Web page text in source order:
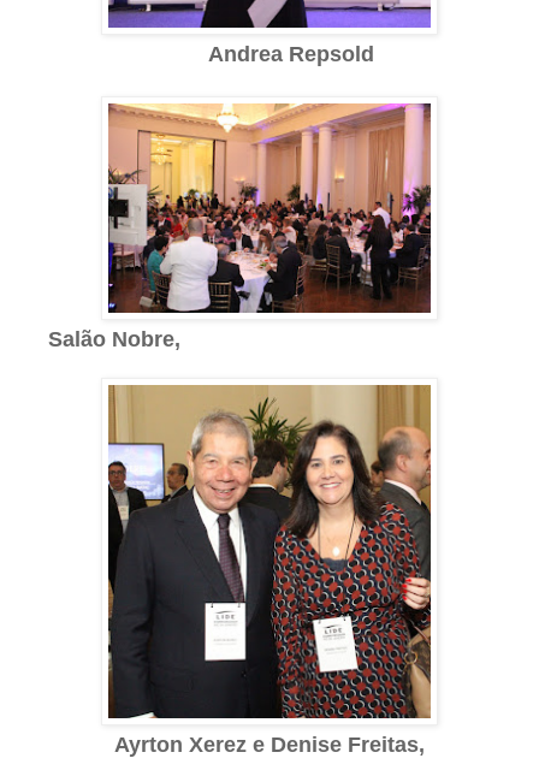
Andrea Repsold
Salão Nobre,
Ayrton Xerez e Denise Freitas,